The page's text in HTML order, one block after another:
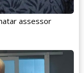
assessor